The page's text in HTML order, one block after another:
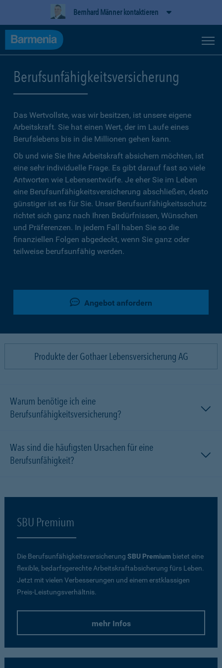
Bernhard Männer kontaktieren
Berufsunfähigkeitsversicherung
Das Wertvollste, was wir besitzen, ist unsere eigene
Arbeitskraft. Sie hat einen Wert, der im Laufe eines
Berufslebens bis in die Millionen gehen kann.
Ob und wie Sie Ihre Arbeitskraft absichern möchten, ist
eine sehr individuelle Frage. Es gibt darauf fast so viele
Antworten wie Lebensentwürfe. Je eher Sie im Leben
eine Berufsunfähigkeitsversicherung abschließen, desto
günstiger ist es für Sie. Unser Berufsunfähigkeitsschutz
richtet sich ganz nach Ihren Bedürfnissen, Wünschen
und Präferenzen. In jedem Fall haben Sie so die
finanziellen Folgen abgedeckt, wenn Sie ganz oder
teilweise berufsunfähig werden.
Angebot anfordern
Produkte der Gothaer Lebensversicherung AG
Warum benötige ich eine
Berufsunfähigkeitsversicherung?
Was sind die häufigsten Ursachen für eine
Berufsunfähigkeit?
SBU Premium
Die Berufsunfähigkeitsversicherung SBU Premium bietet eine
flexible, bedarfsgerechte Arbeitskraftabsicherung fürs Leben.
Jetzt mit vielen Verbesserungen und einem erstklassigen
Preis-Leistungsverhältnis.
mehr Infos